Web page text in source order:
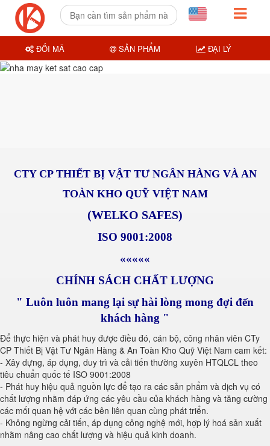
CTY CP THIẾT BỊ VẬT TƯ NGÂN HÀNG VÀ AN
TOÀN KHO QUỸ VIỆT NAM
(WELKO SAFES)
ISO 9001:2008
«««««
CHÍNH SÁCH CHẤT LƯỢNG
" Luôn luôn mang lại sự hài lòng mong đợi đến
khách hàng "
Để thực hiện và phát huy được điều đó, cán bộ, công nhân viên CTy
CP Thiết Bị Vật Tư Ngân Hàng & An Toàn Kho Quỹ Việt Nam cam kết:
- Xây dựng, áp dụng, duy trì và cải tiến thường xuyên HTQLCL theo
tiêu chuẩn quốc tế ISO 9001:2008
- Phát huy hiệu quả nguồn lực để tạo ra các sản phẩm và dịch vụ có
chất lượng nhằm đáp ứng các yêu cầu của khách hàng và tăng cường
các mối quan hệ với các bên liên quan cùng phát triển.
- Không ngừng cải tiến, áp dụng công nghệ mới, hợp lý hoá sản xuất
nhằm nâng cao chất lượng và hiệu quả kinh doanh.
ĐỔI MÃ SẢN PHẨM ĐẠI LÝ